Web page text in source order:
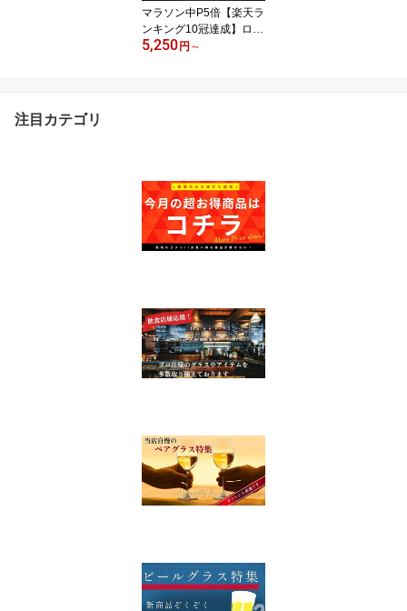
マラソン中P5倍【楽天ラ
ンキング10冠達成】ロッ
クグラス 大きめ おしゃ
5,250円 ～
注目カテゴリ